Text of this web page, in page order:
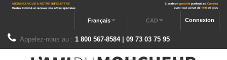
Connexion
CAD
Français
Appelez-nous au : 1 800 567-8584 | 09 73 03 75 95